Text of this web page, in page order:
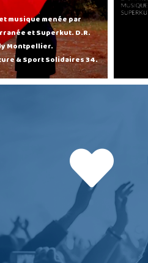
musique menée par
et Superkut. D.R.
Montpellier.
& Sport Solidaires 34.